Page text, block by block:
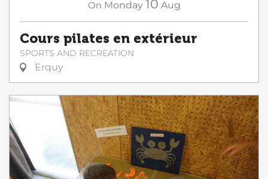
On Monday 10 Aug
Cours pilates en extérieur
SPORTS AND RECREATION
Erquy